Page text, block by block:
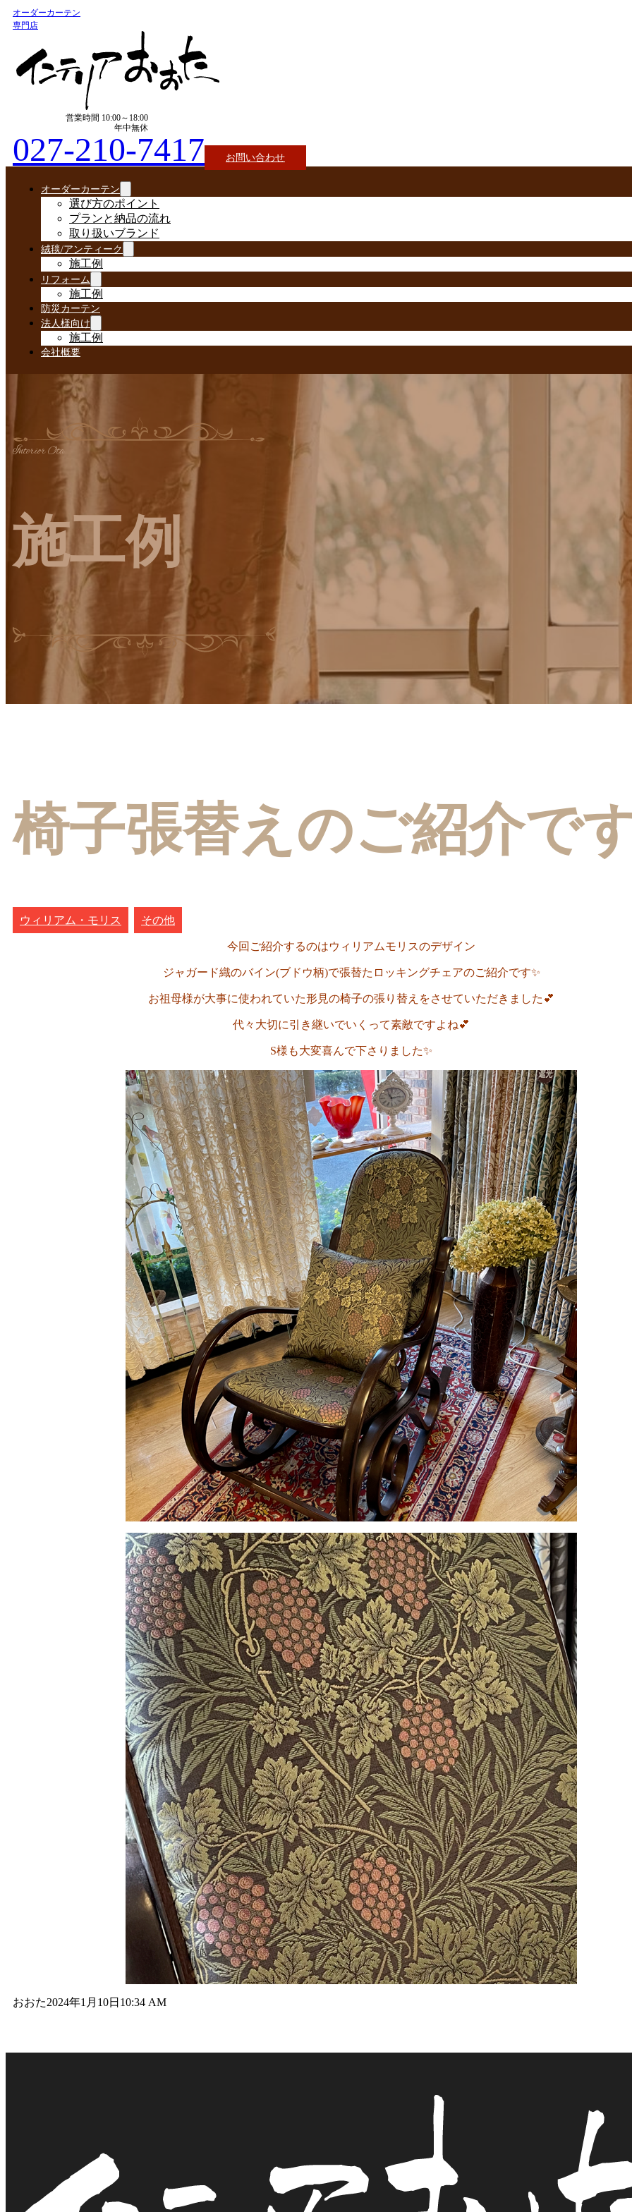
オーダーカーテン
専門店
営業時間 10:00～18:00
年中無休
027-210-7417 お問い合わせ
オーダーカーテン
選び方のポイント
プランと納品の流れ
取り扱いブランド
絨毯/アンティーク
施工例
リフォーム
施工例
防災カーテン
法人様向け
施工例
会社概要
Interior Ota
施工例
椅子張替えのご紹介で
ウィリアム・モリス その他
今回ご紹介するのはウィリアムモリスのデザイン
ジャガード織のバイン(ブドウ柄)で張替たロッキングチェアのご紹介です✨
お祖母様が大事に使われていた形見の椅子の張り替えをさせていただきました💕
代々大切に引き継いでいくって素敵ですよね💕
S様も大変喜んで下さりました✨
おおた2024年1月10日 10:34 AM